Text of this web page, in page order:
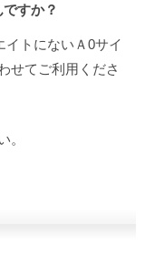
すか？
トにないＡ0サイ
せてご利用くださ
。